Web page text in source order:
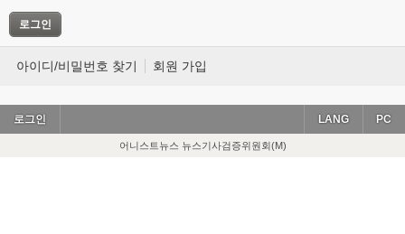
아이디/비밀번호 찾기 회원 가입
로그인 PC
LANG
어니스트뉴스 뉴스기사검증위원회(M)